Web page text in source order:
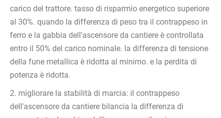
carico del trattore. tasso di risparmio energetico superiore
al 30%. quando la differenza di peso tra il contrappeso in
ferro e la gabbia dell'ascensore da cantiere è controllata
entro il 50% del carico nominale. la differenza di tensione
della fune metallica è ridotta al minimo. e la perdita di
potenza è ridotta.
2. migliorare la stabilità di marcia: il contrappeso
dell'ascensore da cantiere bilancia la differenza di